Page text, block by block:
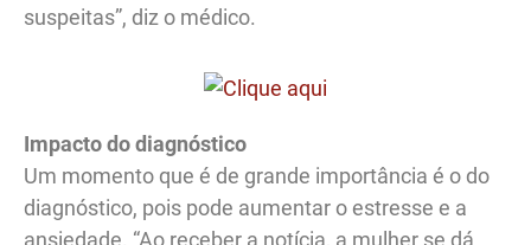
suspeitas”, diz o médico.
Impacto do diagnóstico
Um momento que é de grande importância é o do
diagnóstico, pois pode aumentar o estresse e a